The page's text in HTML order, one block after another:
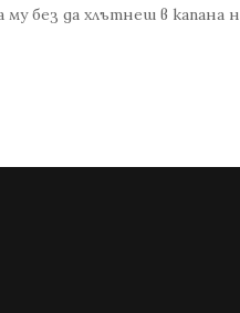
му без да хлътнеш в капана